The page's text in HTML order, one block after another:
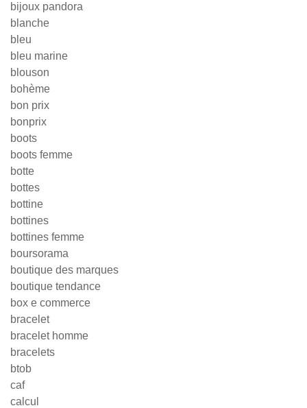
bijoux pandora
blanche
bleu
bleu marine
blouson
bohème
bon prix
bonprix
boots
boots femme
botte
bottes
bottine
bottines
bottines femme
boursorama
boutique des marques
boutique tendance
box e commerce
bracelet
bracelet homme
bracelets
btob
caf
calcul